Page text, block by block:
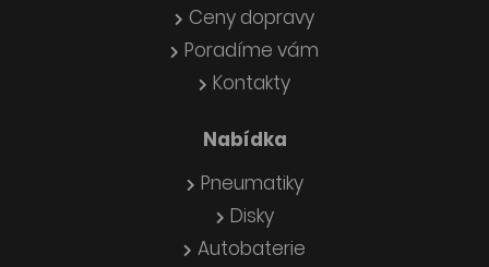
Ceny dopravy
Poradíme vám
Kontakty
Nabídka
Pneumatiky
Disky
Autobaterie